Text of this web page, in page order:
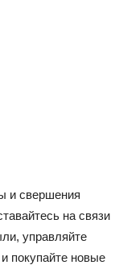
и свершения
на связи
управляйте
покупайте новые